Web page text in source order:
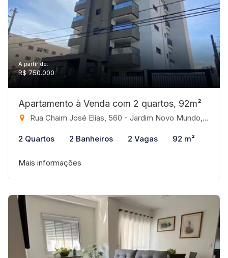
A partir de:
R$ 750.000
Apartamento à Venda com 2 quartos, 92m²
Rua Chaim José Elías, 560 - Jardim Novo Mundo, São José do Rio Preto-SP
2 Quartos 2 Banheiros 2 Vagas 92 m²
Mais informações